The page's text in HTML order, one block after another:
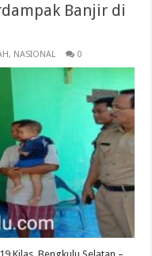
Banjir di
, NASIONAL 0